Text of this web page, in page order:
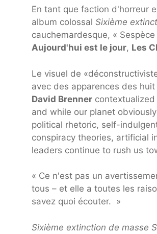
En tant que faction d'horreur
album colossal Sixième
cauchemardesque, «
Aujourd'hui est le jour, Les
Le visuel de
avec des apparences des
David Brenner
and while our planet
political rhetoric, self-
conspiracy theories, artificial
leaders continue to rush us
« Ce n'est pas un
tous – et elle a toutes les
savez quoi écouter. »
Sixième extinction de masse